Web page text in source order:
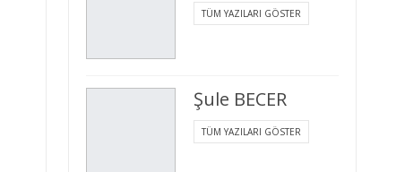
TÜM YAZILARI GÖSTER
Şule BECER
TÜM YAZILARI GÖSTER